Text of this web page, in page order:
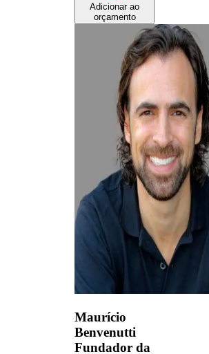
Adicionar ao
orçamento
Maurício
Benvenutti
Fundador da